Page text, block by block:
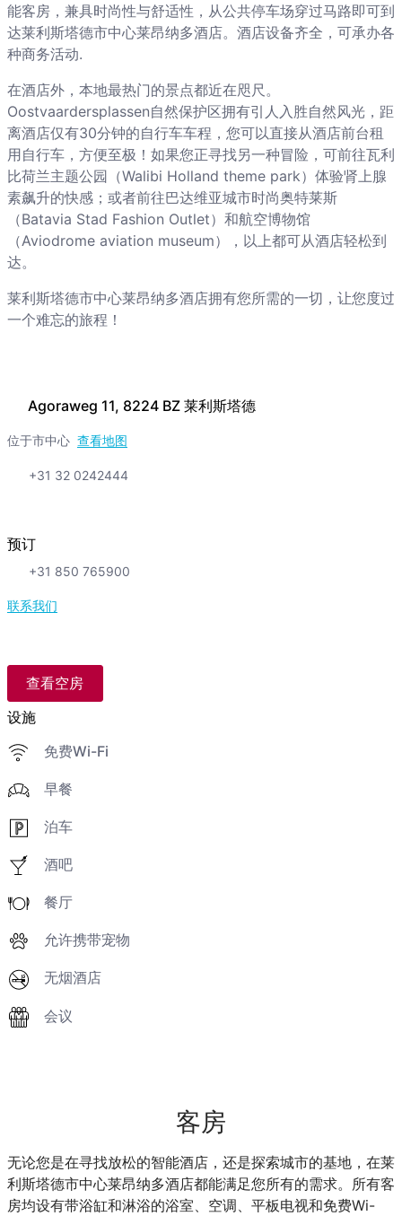
Agoraweg 11, 8224 BZ 莱利斯塔德
位于市中心 查看地图
+31 32 0242444
预订
+31 850 765900
联系我们
查看空房
设施
免费Wi-Fi
早餐
泊车
酒吧
餐厅
允许携带宠物
无烟酒店
会议
能客房，兼具时尚性与舒适性，从公共停车场穿过马路即可到
达莱利斯塔德市中心莱昂纳多酒店。酒店设备齐全，可承办各
种商务活动.
在酒店外，本地最热门的景点都近在咫尺。
Oostvaardersplassen自然保护区拥有引人入胜自然风光，距
离酒店仅有30分钟的自行车车程，您可以直接从酒店前台租
用自行车，方便至极！如果您正寻找另一种冒险，可前往瓦利
比荷兰主题公园（Walibi Holland theme park）体验肾上腺
素飙升的快感；或者前往巴达维亚城市时尚奥特莱斯
（Batavia Stad Fashion Outlet）和航空博物馆
（Aviodrome aviation museum），以上都可从酒店轻松到
达。
莱利斯塔德市中心莱昂纳多酒店拥有您所需的一切，让您度过
一个难忘的旅程！
客房
无论您是在寻找放松的智能酒店，还是探索城市的基地，在莱
利斯塔德市中心莱昂纳多酒店都能满足您所有的需求。所有客
房均设有带浴缸和淋浴的浴室、空调、平板电视和免费Wi-